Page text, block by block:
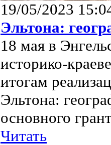
19/05/2023
Эльтона:
18 мая в
историко-
итогам
Эльтона:
основного
Читать